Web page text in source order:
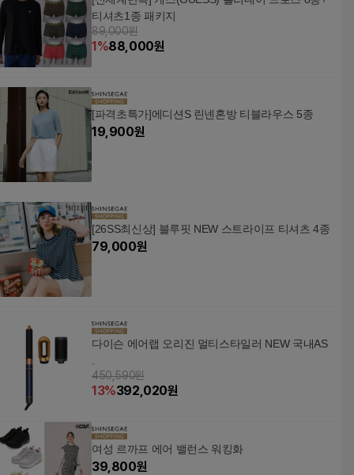
티셔츠1종 패키지
89,000원
1%88,000원
[파격초특가]에디션S 린넨혼방 티블라우스 5종
19,900원
[26SS최신상] 블루핏 NEW 스트라이프 티셔츠 4종
79,000원
다이슨 에어랩 오리진 멀티스타일러 NEW 국내AS
450,590원
13%392,020원
여성 르까프 에어 밸런스 워킹화
39,800원